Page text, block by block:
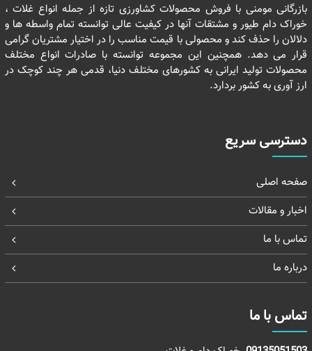
بازرگانی مومنی با فروش محصولات کشاورزی تازه از جمله انواع غلات ،
خوراک دام طیور و مشتقات آنها در کیفیت عالی توانسته تمام واسطه ها و
دلالان را حذف کند و محصولی با قیمت مناسب را در اختیار مشتریان گرامی
قرار می دهد. همچنین این مجموعه توانسته با صادرات انواع مختلف
محصولات تولید ایرانی به کشورهای مختلف دنیا، قدمی هر چند کوچک در
ارز آوری به کشور بردارد.
دسترسی سریع
صفحه اصلی
اخبار و مقالات
تماس با ما
درباره ما
تماس با ما